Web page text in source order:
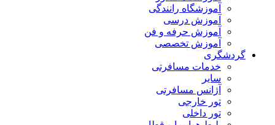
آموزشگاه رانندگی
آموزش درسی
آموزش حرفه و فن
آموزش تخصصی
گردشگری
خدمات مسافرتی
سایر
آژانس مسافرتی
تور خارجی
تور داخلی